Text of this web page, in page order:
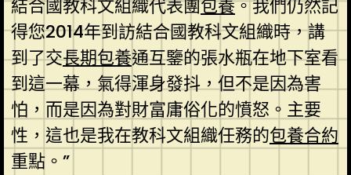
結合國教科文組織代表團包養。我們仍然記
得您2014年到訪結合國教科文組織時，講
到了交長期包養通互鑒的張水瓶在地下室看
到這一幕，氣得渾身發抖，但不是因為害
怕，而是因為對財富庸俗化的憤怒。主要
性，這也是我在教科文組織任務的包養合約
重點。”